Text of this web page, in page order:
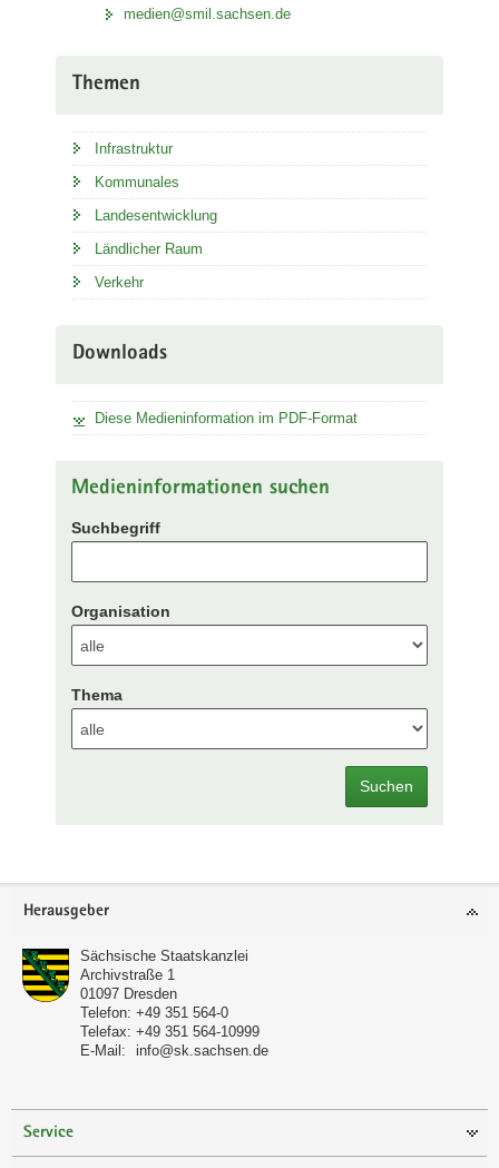
medien@smil.sachsen.de
Themen
Infrastruktur
Kommunales
Landesentwicklung
Ländlicher Raum
Verkehr
Downloads
Diese Medieninformation im PDF-Format
Medieninformationen suchen
Suchbegriff
Organisation
Thema
Suchen
Footer-
Herausgeber
Sächsische Staatskanzlei
Archivstraße 1
01097 Dresden
Telefon: +49 351 564-0
Telefax: +49 351 564-10999
E-Mail:
info@sk.sachsen.de
Service